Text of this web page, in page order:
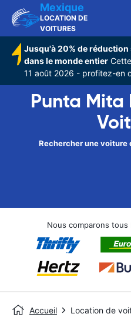
Mexique
LOCATION DE
VOITURES
Jusqu'à 20% de
dans le monde entier
11 août 2026 - profitez-en
Punta Mita
Rechercher une voiture
Nous comparons
Accueil Location de